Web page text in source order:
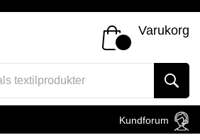
Varukorg
Kundforum